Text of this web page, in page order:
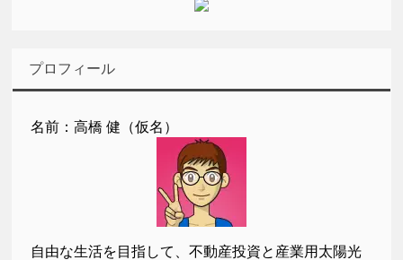
プロフィール
名前：高橋 健（仮名）
自由な生活を目指して、不動産投資と産業用太陽光